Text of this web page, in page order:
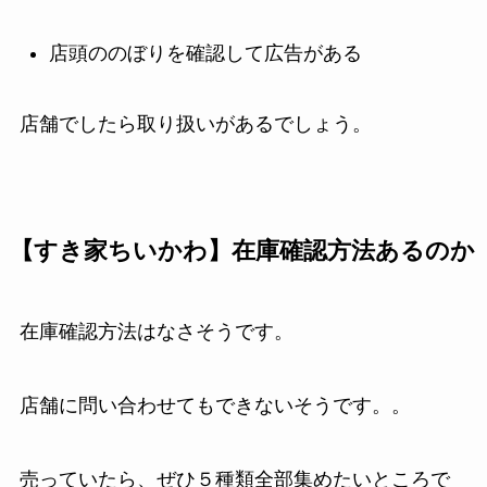
店頭ののぼりを確認して広告がある
店舗でしたら取り扱いがあるでしょう。
【すき家ちいかわ】在庫確認方法あるのか
在庫確認方法はなさそうです。
店舗に問い合わせてもできないそうです。。
売っていたら、ぜひ５種類全部集めたいところで